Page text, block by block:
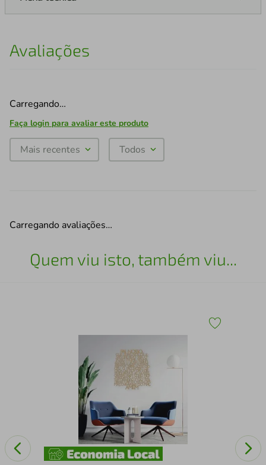
Avaliações
Carregando…
Faça login para avaliar este produto
Mais recentes Todos
Carregando avaliações…
Quem viu isto, também viu...